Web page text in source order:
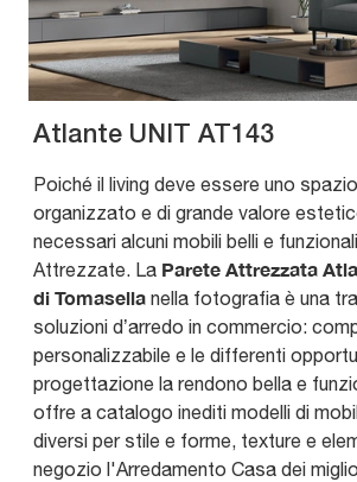
Atlante UNIT AT143
Poiché il living deve essere uno
organizzato e di grande valore
necessari alcuni mobili belli e
Attrezzate. La Parete Attrezzata
di Tomasella nella fotografia è una
soluzioni d’arredo in commercio:
personalizzabile e le differenti
progettazione la rendono bella e
offre a catalogo inediti modelli di
diversi per stile e forme, texture e
negozio l'Arredamento Casa dei